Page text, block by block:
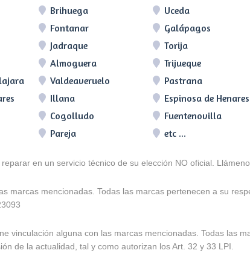
Brihuega
Uceda
Fontanar
Galápagos
Jadraque
Torija
Almoguera
Trijueque
Valdeaveruelo
Pastrana
Illana
Espinosa de Henares
Cogolludo
Fuentenovilla
Pareja etc ...
en un servicio técnico de su elección NO oficial.
marcas mencionadas. Todas las marcas pertenecen a su
vinculación alguna con las marcas mencionadas. Todas las
de la actualidad, tal y como autorizan los Art. 32 y 33 LPI.